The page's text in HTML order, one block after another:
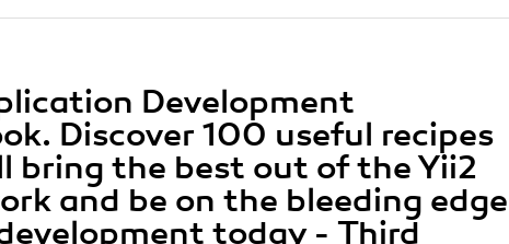
Development
Discover 100 useful recipes
bring the best out of the Yii2
and be on the bleeding edge
today - Third